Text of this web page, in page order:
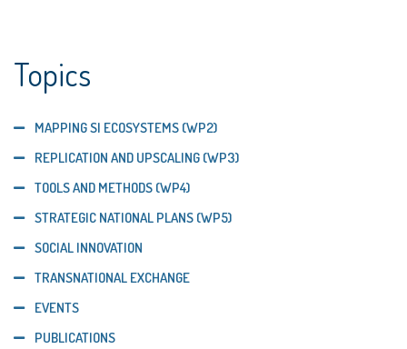
Topics
MAPPING SI ECOSYSTEMS (WP2)
REPLICATION AND UPSCALING (WP3)
TOOLS AND METHODS (WP4)
STRATEGIC NATIONAL PLANS (WP5)
SOCIAL INNOVATION
TRANSNATIONAL EXCHANGE
EVENTS
PUBLICATIONS